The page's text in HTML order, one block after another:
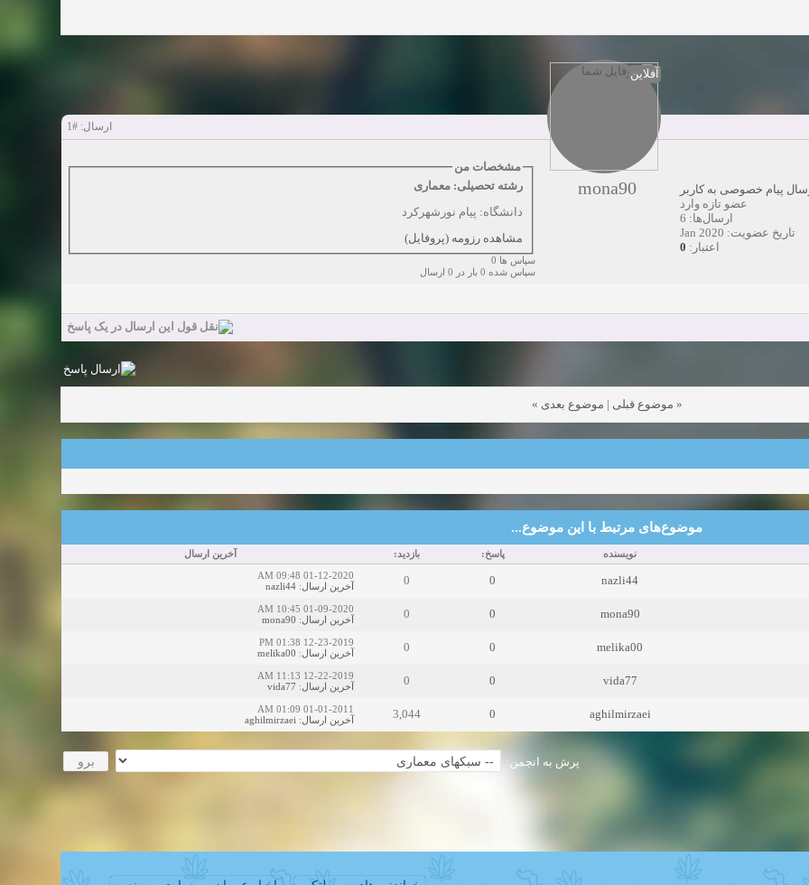
زمان:10-21-2024
دعوت به همکاری مشاهده:0
ارسال:#1
آفلاین
mona90
پیام خصوصی به کاربر
عضو تازه وارد
ارسال‌ها: 6
تاریخ عضویت: Jan 2020
اعتبار: 0
مشخصات من
رشته تحصیلی: معماری
دانشگاه: پیام نورشهرکرد
مشاهده رزومه (پروفایل)
سپاس ها 0
سپاس شده 0 بار در 0 ارسال
« موضوع قبلی | موضوع بعدی »
موضوع‌های مرتبط با این موضوع...
نویسنده پاسخ: بازدید: آخرین ارسال
nazli44
0
0
01-12-2020 09:48 AM
آخرین ارسال:
nazli44
mona90
0
0
01-09-2020 10:45 AM
آخرین ارسال:
mona90
melika00
0
0
12-23-2019 01:38 PM
آخرین ارسال:
melika00
vida77
0
0
12-22-2019 11:13 AM
آخرین ارسال:
vida77
aghilmirzaei
0
3,044
01-01-2011 01:09 AM
آخرین ارسال:
aghilmirzaei
پرش به انجمن: